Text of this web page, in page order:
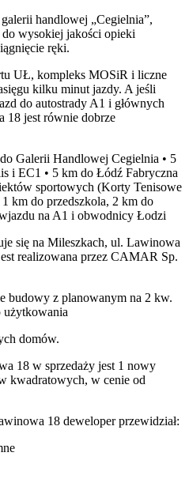
handlowej „Cegielnia”,
wysokiej jakości opieki
ręki.
UŁ, kompleks MOSiR i liczne
kilku minut jazdy. A jeśli
do autostrady A1 i głównych
18 jest równie dobrze
Galerii Handlowej Cegielnia • 5
i EC1 • 5 km do Łódź Fabryczna
sportowych (Korty Tenisowe
km do przedszkola, 2 km do
na A1 i obwodnicy Łodzi
się na Mileszkach, ul. Lawinowa
realizowana przez CAMAR Sp.
budowy z planowanym na 2 kw.
użytkowania
domów.
18 w sprzedaży jest 1 nowy
kwadratowych, w cenie od
18 deweloper przewidział: